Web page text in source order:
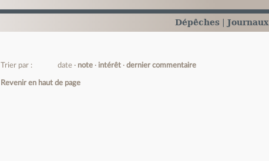
Dépêches Journaux
Trier par : date note intérêt dernier commentaire
Revenir en haut de page